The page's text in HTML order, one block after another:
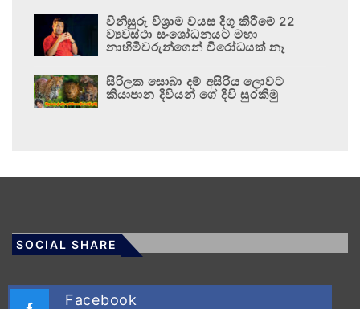
විනිසුරු විශ්‍රාම වයස දිගු කිරීමේ 22
ව්‍යවස්ථා සංශෝධනයට මහා
නාහිමිවරුන්ගෙන් විරෝධයක් නෑ
සිරිලක සොබා දම් අසිරිය ලොවට
කියාපාන දිවියන් ගේ දිවි සුරකිමු
SOCIAL SHARE
Facebook